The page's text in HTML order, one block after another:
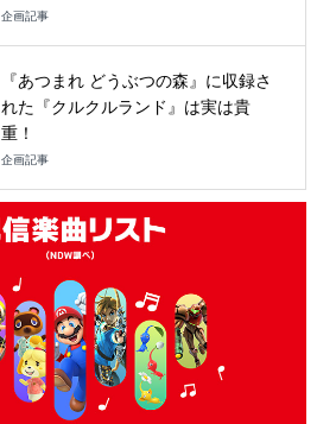
企画記事
『あつまれ どうぶつの森』に収録さ
れた『クルクルランド』は実は貴
重！
企画記事